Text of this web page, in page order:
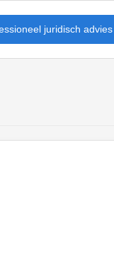
juridisch advies